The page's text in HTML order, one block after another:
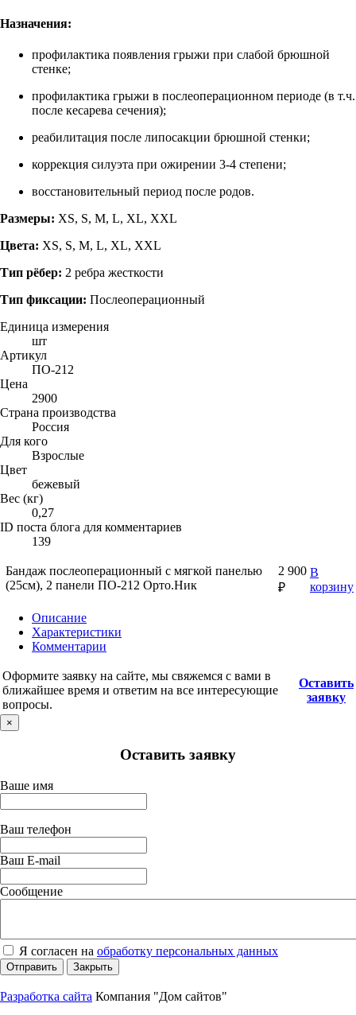
Назначения:
профилактика появления грыжи при слабой брюшной
стенке;
профилактика грыжи в послеоперационном периоде (в т.ч.
после кесарева сечения);
реабилитация после липосакции брюшной стенки;
коррекция силуэта при ожирении 3-4 степени;
восстановительный период после родов.
Размеры: XS, S, M, L, XL, XXL
Цвета: XS, S, M, L, XL, XXL
Тип рёбер: 2 ребра жесткости
Тип фиксации: Послеоперационный
Единица измерения
шт
Артикул
ПО-212
Цена
2900
Страна производства
Россия
Для кого
Взрослые
Цвет
бежевый
Вес (кг)
0,27
ID поста блога для комментариев
139
Бандаж послеоперационный с мягкой панелью
(25см), 2 панели ПО-212 Орто.Ник
2 900
₽
В
корзину
Описание
Характеристики
Комментарии
Оформите заявку на сайте, мы свяжемся с вами в
ближайшее время и ответим на все интересующие
вопросы.
Оставить
заявку
×
Оставить заявку
Ваше имя
Ваш телефон
Ваш E-mail
Сообщение
Я согласен на обработку персональных данных
Отправить Закрыть
Разработка сайта Компания "Дом сайтов"